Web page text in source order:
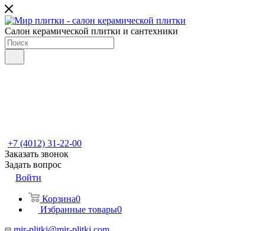
Салон керамической плитки и сантехники
+7 (4012) 31-22-00
Заказать звонок
Задать вопрос
Войти
Корзина0
Избранные товары0